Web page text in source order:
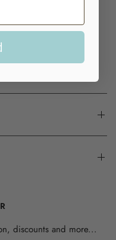
discounts and more...